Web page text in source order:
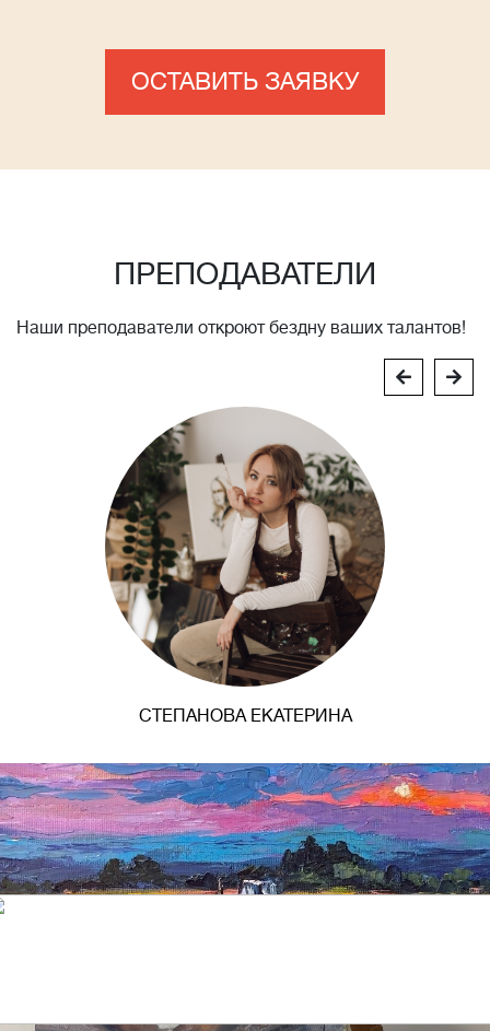
ОСТАВИТЬ ЗАЯВКУ
ПРЕПОДАВАТЕЛИ
Наши преподаватели откроют бездну ваших талантов!
СТЕПАНОВА ЕКАТЕРИНА